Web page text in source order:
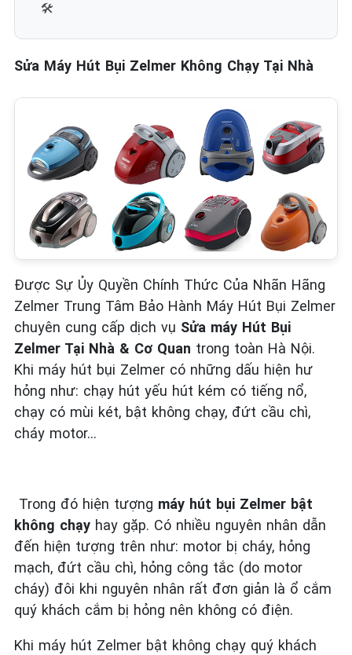
🛠️
Sửa Máy Hút Bụi Zelmer Không Chạy Tại Nhà
Được Sự Ủy Quyền Chính Thức Của Nhãn Hãng
Zelmer Trung Tâm Bảo Hành Máy Hút Bụi Zelmer
chuyên cung cấp dịch vụ Sửa máy Hút Bụi
Zelmer Tại Nhà & Cơ Quan trong toàn Hà Nội.
Khi máy hút bụi Zelmer có những dấu hiện hư
hỏng như: chạy hút yếu hút kém có tiếng nổ,
chạy có mùi két, bật không chạy, đứt cầu chì,
cháy motor…
Trong đó hiện tượng máy hút bụi Zelmer bật
không chạy hay gặp. Có nhiều nguyên nhân dẫn
đến hiện tượng trên như: motor bị cháy, hỏng
mạch, đứt cầu chì, hỏng công tắc (do motor
cháy) đôi khi nguyên nhân rất đơn giản là ổ cắm
quý khách cắm bị hỏng nên không có điện.
Khi máy hút Zelmer bật không chạy quý khách